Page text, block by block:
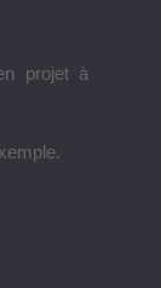
projet à